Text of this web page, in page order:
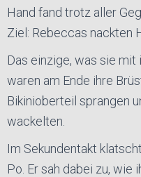
Hand fand trotz aller
Ziel: Rebeccas nackten
Das einzige, was sie
waren am Ende ihre
Bikinioberteil sprangen
wackelten.
Im Sekundentakt
Po. Er sah dabei zu, wie